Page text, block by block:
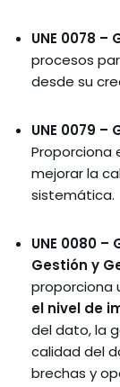
UNE 0078
procesos
desde su
UNE 0079
Proporciona
mejorar la
sistemática.
UNE 0080
Gestión y
proporciona
el nivel de
del dato, la
calidad del
brechas y